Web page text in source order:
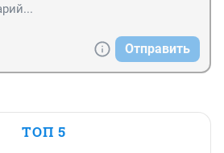
Отправить
ТОП 5